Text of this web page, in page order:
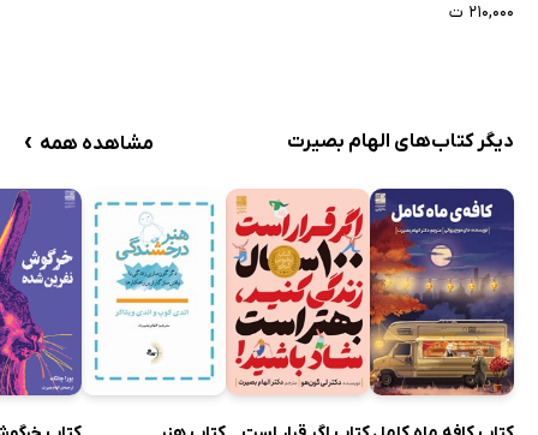
۲۱۰,۰۰۰ ت
دیگر کتاب‌های الهام بصیرت مشاهده همه ›